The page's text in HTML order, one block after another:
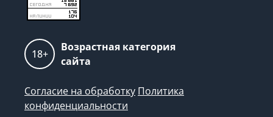
18+
Возрастная категория
сайта
Согласие на обработку Политика
конфиденциальности